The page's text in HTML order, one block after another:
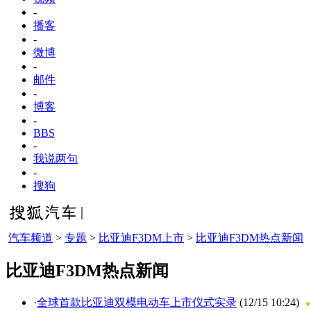
-
播客
-
微博
-
邮件
-
博客
-
BBS
-
我说两句
-
搜狗
汽车频道 > 专题 > 比亚迪F3DM上市 > 比亚迪F3DM热点新闻
比亚迪F3DM热点新闻
·全球首款比亚迪双模电动车上市仪式实录 (12/15 10:24)